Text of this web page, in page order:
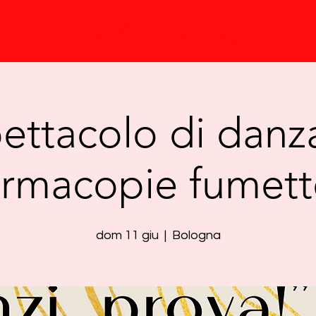
di
dom 11 giu
  |
Bologna